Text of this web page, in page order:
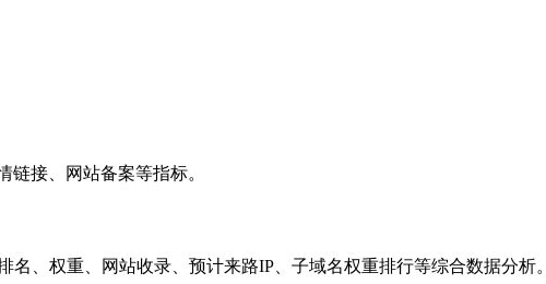
链接、网站备案等指标。
、权重、网站收录、预计来路IP、子域名权重排行等综合数据分析。